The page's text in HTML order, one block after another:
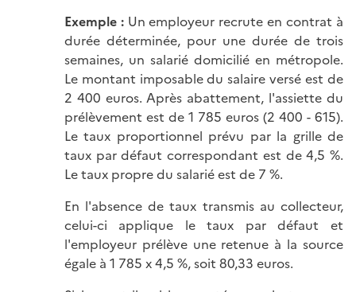
Exemple :Un employeur recrute en contrat à
durée déterminée, pour une durée de trois
semaines, un salarié domicilié en métropole.
Le montant imposable du salaire versé est de
2 400 euros. Après abattement, l'assiette du
prélèvement est de 1 785 euros (2 400 - 615).
Le taux proportionnel prévu par la grille de
taux par défaut correspondant est de 4,5 %.
Le taux propre du salarié est de 7 %.
En l'absence de taux transmis au collecteur,
celui-ci applique le taux par défaut et
l'employeur prélève une retenue à la source
égale à 1 785 x 4,5 %, soit 80,33 euros.